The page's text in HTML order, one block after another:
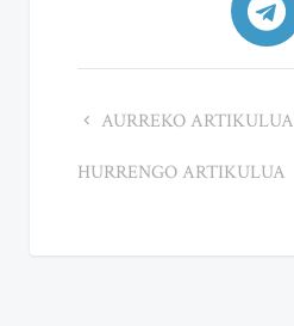
AURREKO ARTIKULUA
HURRENGO ARTIKULUA